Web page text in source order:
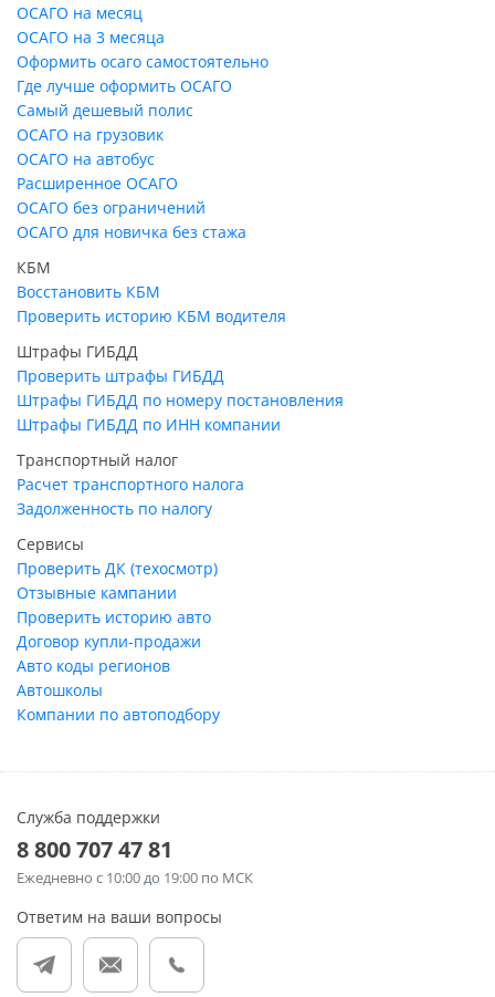
ОСАГО на месяц
ОСАГО на 3 месяца
Оформить осаго самостоятельно
Где лучше оформить ОСАГО
Самый дешевый полис
ОСАГО на грузовик
ОСАГО на автобус
Расширенное ОСАГО
ОСАГО без ограничений
ОСАГО для новичка без стажа
КБМ
Восстановить КБМ
Проверить историю КБМ водителя
Штрафы ГИБДД
Проверить штрафы ГИБДД
Штрафы ГИБДД по номеру постановления
Штрафы ГИБДД по ИНН компании
Транспортный налог
Расчет транспортного налога
Задолженность по налогу
Сервисы
Проверить ДК (техосмотр)
Отзывные кампании
Проверить историю авто
Договор купли-продажи
Авто коды регионов
Автошколы
Компании по автоподбору
Служба поддержки
8 800 707 47 81
Ежедневно с 10:00 до 19:00 по МСК
Ответим на ваши вопросы